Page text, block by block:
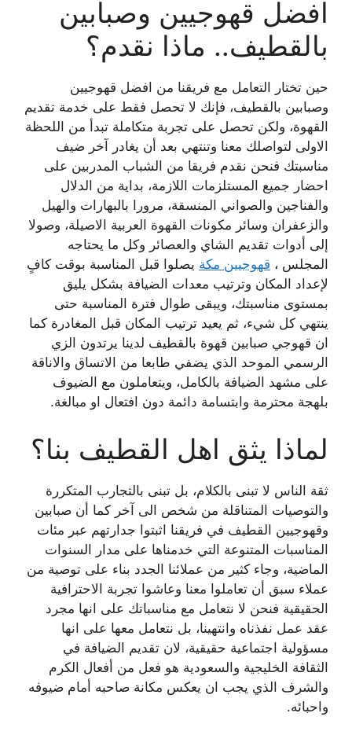
افضل قهوجيين وصبابين
بالقطيف.. ماذا نقدم؟
حين تختار التعامل مع فريقنا من افضل قهوجيين
وصبابين بالقطيف، فإنك لا تحصل فقط على خدمة تقديم
القهوة، ولكن تحصل على تجربة متكاملة تبدأ من اللحظة
الاولى لتواصلك معنا وتنتهي بعد أن يغادر آخر ضيف
مناسبتك فنحن نقدم فريقا من الشباب المدربين على
احضار جميع المستلزمات اللازمة، بداية من الدلال
والفناجين والصواني المنسقة، مرورا بالبهارات والهيل
والزعفران وسائر مكونات القهوة العربية الاصيلة، وصولا
إلى أدوات تقديم الشاي والعصائر وكل ما يحتاجه
المجلس ، قهوجيين مكة يصلوا قبل المناسبة بوقت كافٍ
لإعداد المكان وترتيب معدات الضيافة بشكل يليق
بمستوى مناسبتك، ويبقى طوال فترة المناسبة حتى
ينتهي كل شيء، ثم يعيد ترتيب المكان قبل المغادرة كما
ان قهوجي صبابين قهوة بالقطيف لدينا يرتدون الزي
الرسمي الموحد الذي يضفي طابعا من الاتساق والاناقة
على مشهد الضيافة بالكامل، ويتعاملون مع الضيوف
بلهجة محترمة وابتسامة دائمة دون افتعال او مبالغة.
لماذا يثق اهل القطيف بنا؟
ثقة الناس لا تبنى بالكلام، بل تبنى بالتجارب المتكررة
والتوصيات المتناقلة من شخص الى آخر كما أن صبابين
وقهوجيين القطيف في فريقنا اثبتوا جدارتهم عبر مئات
المناسبات المتنوعة التي خدمناها على مدار السنوات
الماضية، وجاء كثير من عملائنا الجدد بناء على توصية من
عملاء سبق أن تعاملوا معنا وعاشوا تجربة الاحترافية
الحقيقية فنحن لا نتعامل مع مناسباتك على انها مجرد
عقد عمل نفذناه وانتهينا، بل نتعامل معها على انها
مسؤولية اجتماعية حقيقية، لان تقديم الضيافة في
الثقافة الخليجية والسعودية هو فعل من أفعال الكرم
والشرف الذي يجب ان يعكس مكانة صاحبه أمام ضيوفه
واحبائه.